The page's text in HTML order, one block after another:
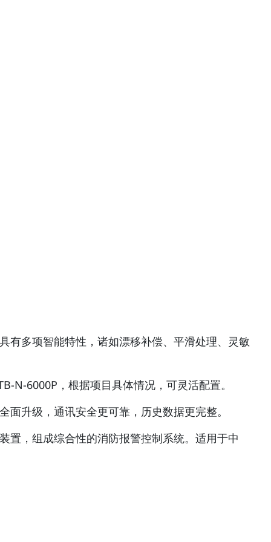
有多项智能特性，诸如漂移补偿、平滑处理、灵敏
N-6000P，根据项目具体情况，可灵活配置。
升级，通讯安全更可靠，历史数据更完整。
置，组成综合性的消防报警控制系统。适用于中